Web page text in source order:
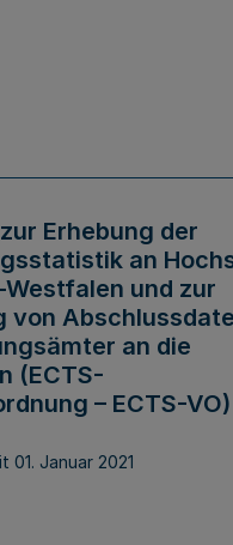
Erhebung der
an
und zur
von
an die
(ECTS-
– ECTS-VO)
01. Januar 2021